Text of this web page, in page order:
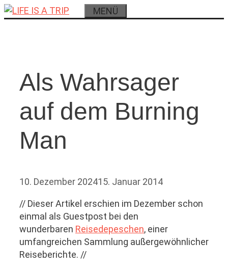
Zum
Inhalt
MENÜ
Als Wahrsager
auf dem Burning
Man
10. Dezember 202415. Januar 2014
// Dieser Artikel erschien im Dezember schon
einmal als Guestpost bei den
wunderbaren Reisedepeschen, einer
umfangreichen Sammlung außergewöhnlicher
Reiseberichte. //